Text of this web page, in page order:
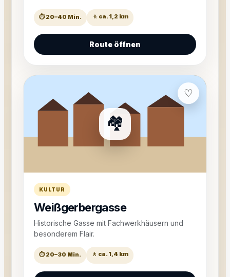
⏱ 20–40 Min. 🚶 ca. 1,2 km
Route öffnen
🏘️
♡
KULTUR
Weißgerbergasse
Historische Gasse mit Fachwerkhäusern und
besonderem Flair.
⏱ 20–30 Min. 🚶 ca. 1,4 km